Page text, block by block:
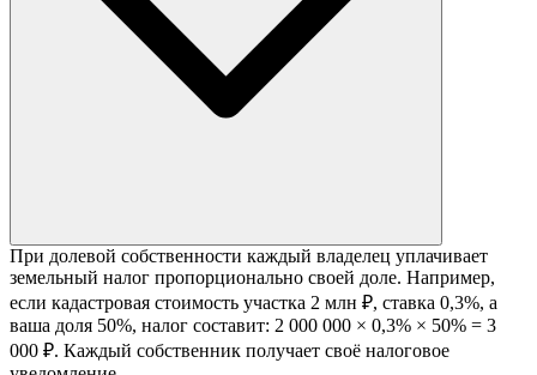
При долевой собственности каждый владелец уплачивает
земельный налог пропорционально своей доле. Например,
если кадастровая стоимость участка 2 млн ₽, ставка 0,3%, а
ваша доля 50%, налог составит: 2 000 000 × 0,3% × 50% = 3
000 ₽. Каждый собственник получает своё налоговое